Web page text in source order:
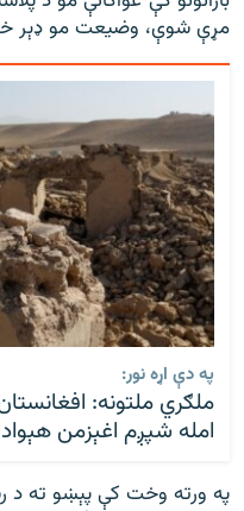
مړې شوې، وضيعت مو ډېر
په دې اړه نور:
ملګري ملتونه:
امله شپږم اغېزمن
په ورته وخت کې پېښو ته د